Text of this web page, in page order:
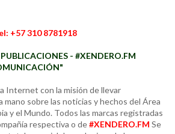
+57 310 8781918
- #XENDERO.FM
Internet con la misión de llevar
mano sobre las noticias y hechos del Área
y el Mundo. Todos las marcas registradas
respectiva o de#XENDERO.FM Se